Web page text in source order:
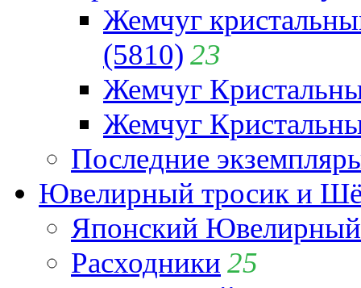
Жемчуг
(5810) 23
Жемчуг
Жемчуг
Последние
Ювелирный тросик и
Японский
Расходники 25